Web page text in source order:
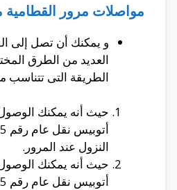
مواصلات مرور
و يمكنك أن تصل إلى
العديد من الطرق
الطريقة التى تتناسب
حيث أنه يمكنك
النزول عند المرور.
حيث أنه يمكنك